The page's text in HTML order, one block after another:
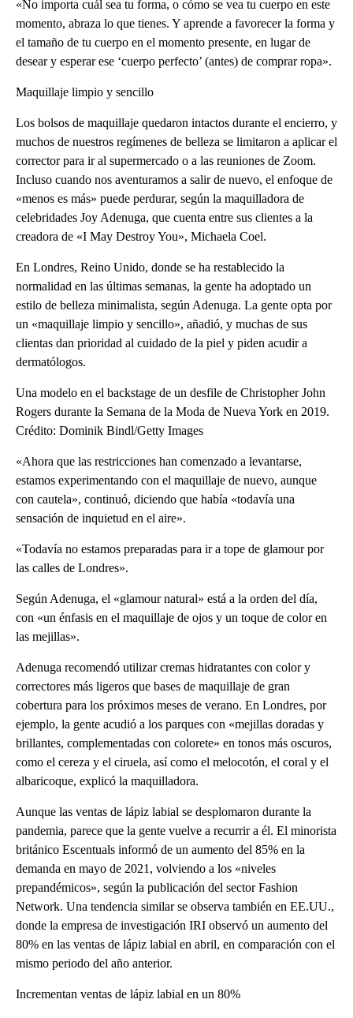
«No importa cuál sea tu forma, o cómo se vea tu cuerpo en este
momento, abraza lo que tienes. Y aprende a favorecer la forma y
el tamaño de tu cuerpo en el momento presente, en lugar de
desear y esperar ese ‘cuerpo perfecto’ (antes) de comprar ropa».
Maquillaje limpio y sencillo
Los bolsos de maquillaje quedaron intactos durante el encierro, y
muchos de nuestros regímenes de belleza se limitaron a aplicar el
corrector para ir al supermercado o a las reuniones de Zoom.
Incluso cuando nos aventuramos a salir de nuevo, el enfoque de
«menos es más» puede perdurar, según la maquilladora de
celebridades Joy Adenuga, que cuenta entre sus clientes a la
creadora de «I May Destroy You», Michaela Coel.
En Londres, Reino Unido, donde se ha restablecido la
normalidad en las últimas semanas, la gente ha adoptado un
estilo de belleza minimalista, según Adenuga. La gente opta por
un «maquillaje limpio y sencillo», añadió, y muchas de sus
clientas dan prioridad al cuidado de la piel y piden acudir a
dermatólogos.
Una modelo en el backstage de un desfile de Christopher John
Rogers durante la Semana de la Moda de Nueva York en 2019.
Crédito: Dominik Bindl/Getty Images
«Ahora que las restricciones han comenzado a levantarse,
estamos experimentando con el maquillaje de nuevo, aunque
con cautela», continuó, diciendo que había «todavía una
sensación de inquietud en el aire».
«Todavía no estamos preparadas para ir a tope de glamour por
las calles de Londres».
Según Adenuga, el «glamour natural» está a la orden del día,
con «un énfasis en el maquillaje de ojos y un toque de color en
las mejillas».
Adenuga recomendó utilizar cremas hidratantes con color y
correctores más ligeros que bases de maquillaje de gran
cobertura para los próximos meses de verano. En Londres, por
ejemplo, la gente acudió a los parques con «mejillas doradas y
brillantes, complementadas con colorete» en tonos más oscuros,
como el cereza y el ciruela, así como el melocotón, el coral y el
albaricoque, explicó la maquilladora.
Aunque las ventas de lápiz labial se desplomaron durante la
pandemia, parece que la gente vuelve a recurrir a él. El minorista
británico Escentuals informó de un aumento del 85% en la
demanda en mayo de 2021, volviendo a los «niveles
prepandémicos», según la publicación del sector Fashion
Network. Una tendencia similar se observa también en EE.UU.,
donde la empresa de investigación IRI observó un aumento del
80% en las ventas de lápiz labial en abril, en comparación con el
mismo periodo del año anterior.
Incrementan ventas de lápiz labial en un 80%